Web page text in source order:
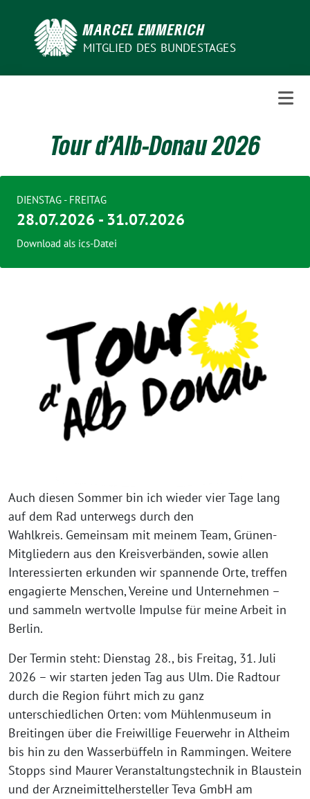
MARCEL EMMERICH
MITGLIED DES BUNDESTAGES
Tour d’Alb-Donau 2026
Auch diesen Sommer bin ich wieder vier Tage lang
auf dem Rad unterwegs durch den
Wahlkreis. Gemeinsam mit meinem Team, Grünen-
Mitgliedern aus den Kreisverbänden, sowie allen
Interessierten erkunden wir spannende Orte, treffen
engagierte Menschen, Vereine und Unternehmen –
und sammeln wertvolle Impulse für meine Arbeit in
Berlin.
Der Termin steht: Dienstag 28., bis Freitag, 31. Juli
2026 – wir starten jeden Tag aus Ulm. Die Radtour
durch die Region führt mich zu ganz
unterschiedlichen Orten: vom Mühlenmuseum in
Breitingen über die Freiwillige Feuerwehr in Altheim
bis hin zu den Wasserbüffeln in Rammingen. Weitere
Stopps sind Maurer Veranstaltungstechnik in Blaustein
und der Arzneimittelhersteller Teva GmbH am
DIENSTAG - FREITAG
28.07.2026 - 31.07.2026
Download als ics-Datei